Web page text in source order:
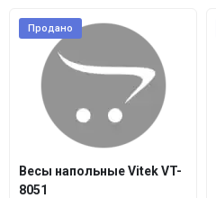
Продано
Весы напольные Vitek VT-
8051